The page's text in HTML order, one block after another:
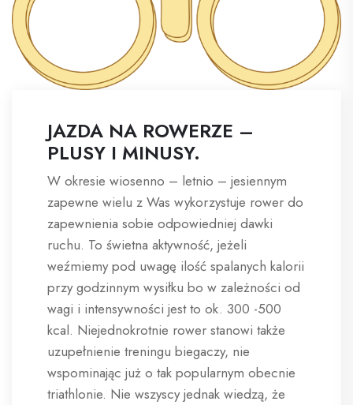
JAZDA NA ROWERZE –
PLUSY I MINUSY.
W okresie wiosenno – letnio – jesiennym
zapewne wielu z Was wykorzystuje rower do
zapewnienia sobie odpowiedniej dawki
ruchu. To świetna aktywność, jeżeli
weźmiemy pod uwagę ilość spalanych kalorii
przy godzinnym wysiłku bo w zależności od
wagi i intensywności jest to ok. 300 -500
kcal. Niejednokrotnie rower stanowi także
uzupełnienie treningu biegaczy, nie
wspominając już o tak popularnym obecnie
triathlonie. Nie wszyscy jednak wiedzą, że